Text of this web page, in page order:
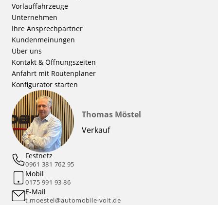
Vorlauffahrzeuge
Unternehmen
Ihre Ansprechpartner
Kundenmeinungen
Über uns
Kontakt & Öffnungszeiten
Anfahrt mit Routenplaner
Konfigurator starten
Thomas Möstel
Verkauf
Festnetz
0961 381 762 95
Mobil
0175 991 93 86
E-Mail
t.moestel@automobile-voit.de